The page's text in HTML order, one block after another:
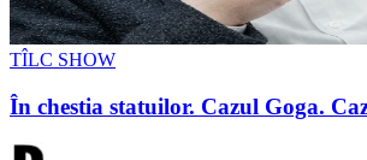
TÎLC SHOW
În chestia statuilor. Cazul Goga.